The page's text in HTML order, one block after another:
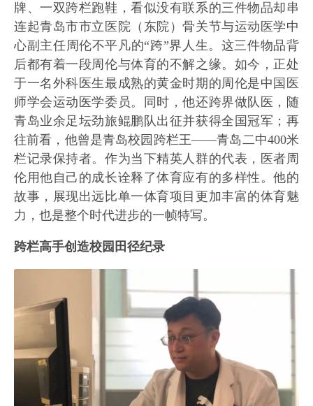
牌、一双跨栏跑鞋，看似没有联系的三件物品却串
连起青岛市市立医院（东院）骨关节与运动医学中
心副主任周伦不平凡的“跨”界人生。这三件物品背
后都有着一段周伦与体育的不解之缘。如今，正处
于一名外科医生最成熟的黄金时期的周伦是中国医
师学会运动医学委员。同时，他还跨界做队医，随
青岛业余足坛劲旅鲲鹏队出征并获得全国冠军；再
往前看，他曾是青岛校园跨栏王——青岛二中400米
栏记录保持者。作为当下精英人群的代表，医者周
伦用他自己的成长诠释了体育应有的多样性。他的
故事，展现出远比单一体育项目更加丰富的体育魅
力，也是整个时代进步的一帧特写。
跨栏高手创造校园田径纪录